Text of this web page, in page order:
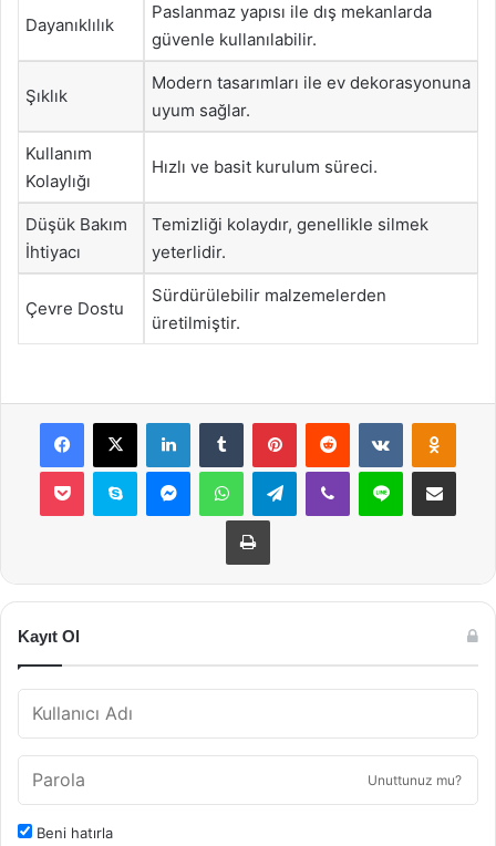
Dayanıklılık
Paslanmaz yapısı ile dış mekanlarda
güvenle kullanılabilir.
Şıklık
Modern tasarımları ile ev dekorasyonuna
uyum sağlar.
Kullanım
Kolaylığı
Hızlı ve basit kurulum süreci.
Düşük Bakım
İhtiyacı
Temizliği kolaydır, genellikle silmek
yeterlidir.
Çevre Dostu
Sürdürülebilir malzemelerden
üretilmiştir.
Facebook
X LinkedInTumblr PinterestReddit VKontakte
Pocket Skype MessengerWhatsAppTelegramViber Line E-Posta ile
Yazdır
Kayıt Ol
Unuttunuz mu?
Beni hatırla